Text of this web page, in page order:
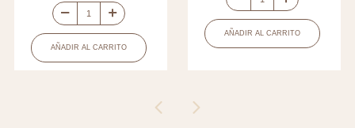
Medalla
covergold
ovalada
AÑADIR AL CARRITO
Separador
vidrio
pez
AÑADIR AL CARRITO